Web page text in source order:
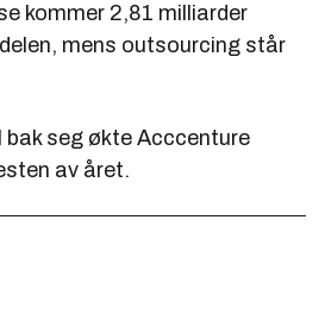
kommer 2,81 milliarder
mens outsourcing står
seg økte Acccenture
av året.